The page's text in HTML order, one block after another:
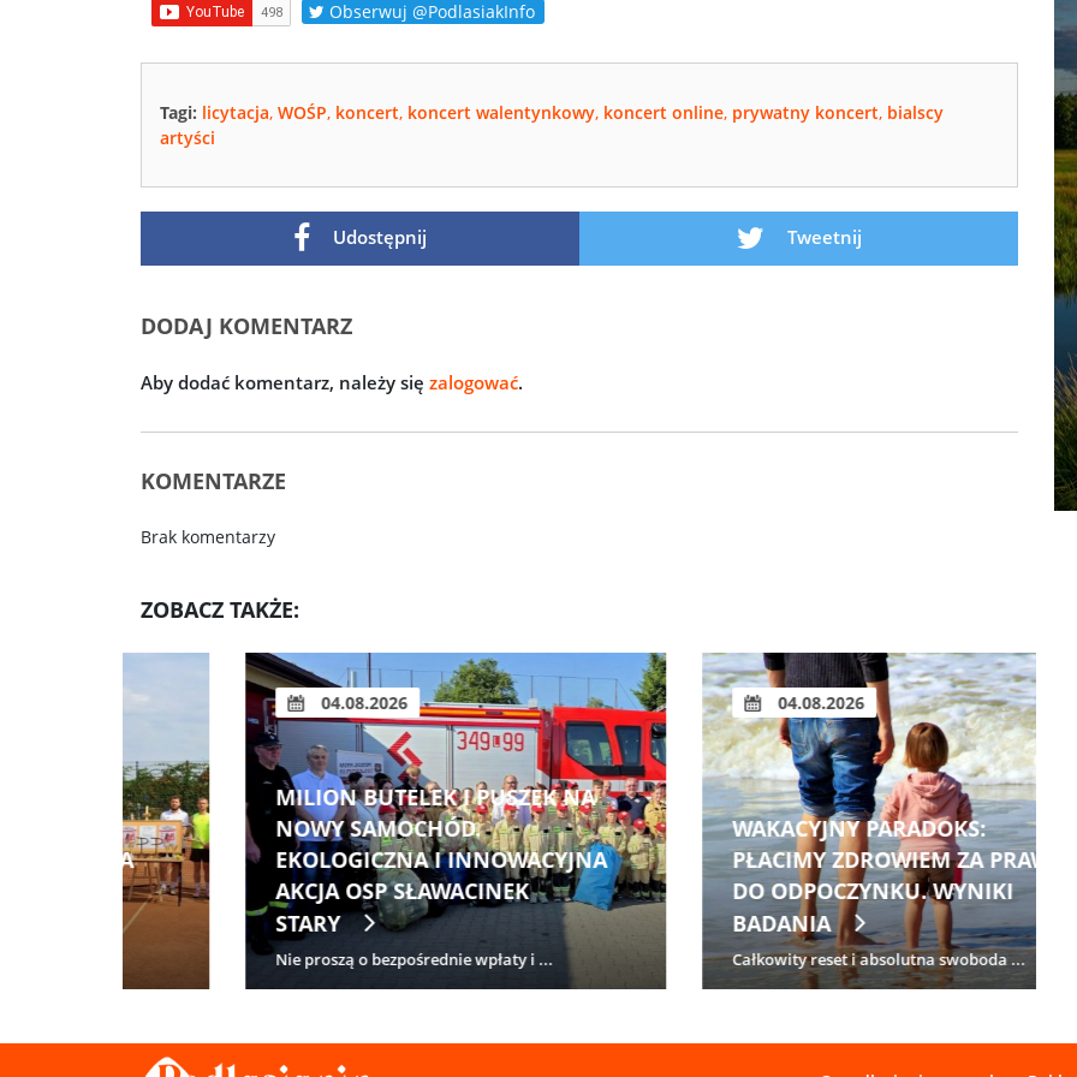
Obserwuj @PodlasiakInfo
Tagi: licytacja, WOŚP, koncert, koncert walentynkowy, koncert online, prywatny koncert, bialscy
artyści
Udostępnij Tweetnij
DODAJ KOMENTARZ
Aby dodać komentarz, należy się zalogować.
KOMENTARZE
Brak komentarzy
ZOBACZ TAKŻE:
04.08.2026
MILION BUTELEK I PUSZEK NA
NOWY SAMOCHÓD.
EKOLOGICZNA I INNOWACYJNA
AKCJA OSP SŁAWACINEK
Nie proszą o bezpośrednie wpłaty i ...
04.08.2026
WAKACYJNY PARADOKS:
PŁACIMY ZDROWIEM ZA PRAWO
DO ODPOCZYNKU. WYNIKI
BADANIA
Całkowity reset i absolutna swoboda ...